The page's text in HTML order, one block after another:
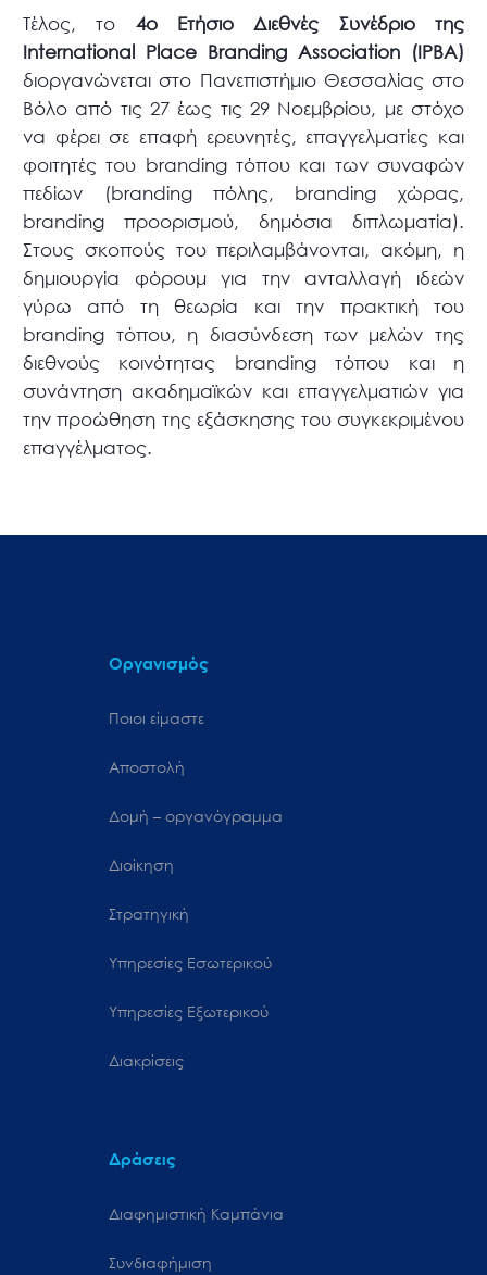
Τέλος, το 4ο Ετήσιο Διεθνές Συνέδριο της
International Place Branding Association (IPBA)
διοργανώνεται στο Πανεπιστήμιο Θεσσαλίας στο
Βόλο από τις 27 έως τις 29 Νοεμβρίου, με στόχο
να φέρει σε επαφή ερευνητές, επαγγελματίες και
φοιτητές του branding τόπου και των συναφών
πεδίων (branding πόλης, branding χώρας,
branding προορισμού, δημόσια διπλωματία).
Στους σκοπούς του περιλαμβάνονται, ακόμη, η
δημιουργία φόρουμ για την ανταλλαγή ιδεών
γύρω από τη θεωρία και την πρακτική του
branding τόπου, η διασύνδεση των μελών της
διεθνούς κοινότητας branding τόπου και η
συνάντηση ακαδημαϊκών και επαγγελματιών για
την προώθηση της εξάσκησης του συγκεκριμένου
επαγγέλματος.
Οργανισμός
Ποιοι είμαστε
Αποστολή
Δομή – οργανόγραμμα
Διοίκηση
Στρατηγική
Υπηρεσίες Εσωτερικού
Υπηρεσίες Εξωτερικού
Διακρίσεις
Δράσεις
Διαφημιστική Καμπάνια
Συνδιαφήμιση